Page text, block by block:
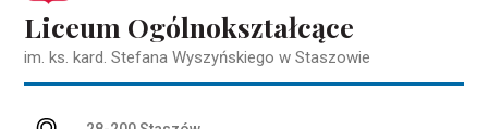
Liceum Ogólnokształcące
im. ks. kard. Stefana Wyszyńskiego w Staszowie